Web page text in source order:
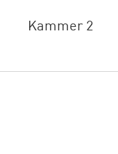
Kammer 2